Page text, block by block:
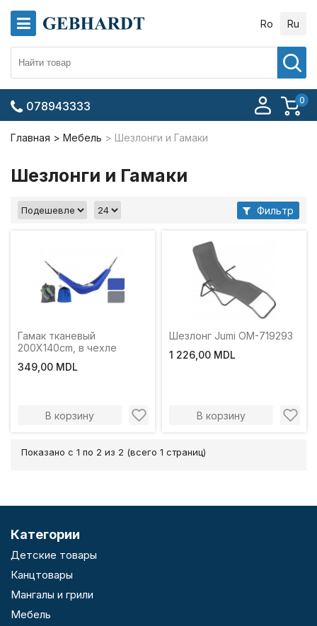
Ro Ru
0
078943333
Главная Мебель Шезлонги и Гамаки
Шезлонги и Гамаки
Фильтр
Гамак тканевый
200X140cm, в чехле
349,00 MDL
В корзину
Шезлонг Jumi OM-719293
1 226,00 MDL
В корзину
Показано с 1 по 2 из 2 (всего 1 страниц)
Категории
Детские товары
Канцтовары
Мангалы и грили
Мебель